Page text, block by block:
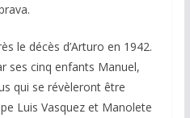
le décès d’Arturo en 1942.
ses cinq enfants Manuel,
qui se révèleront être
Luis Vasquez et Manolete